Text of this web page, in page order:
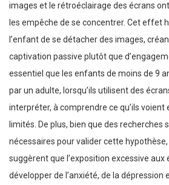
images et le rétroéclairage des écrans
les empêche de se concentrer. Cet effet
l’enfant de se détacher des images,
captivation passive plutôt que
essentiel que les enfants de moins de 9
par un adulte, lorsqu’ils utilisent des
interpréter, à comprendre ce qu’ils voient
limités. De plus, bien que des
nécessaires pour valider cette
suggèrent que l’exposition excessive aux
développer de l’anxiété, de la dépression